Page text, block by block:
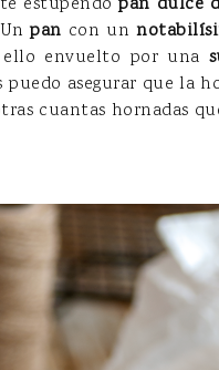
Unpan con un
envuelto por una
puedo asegurar que la
cuantas hornadas